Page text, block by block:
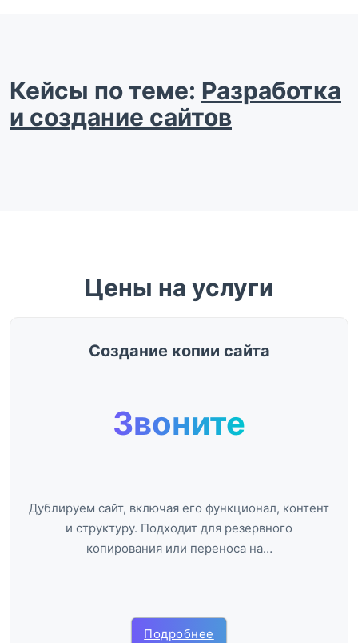
Кейсы по теме: Разработка
и создание сайтов
Цены на услуги
Создание копии сайта
Звоните
Дублируем сайт, включая его функционал, контент
и структуру. Подходит для резервного
копирования или переноса на…
Подробнее